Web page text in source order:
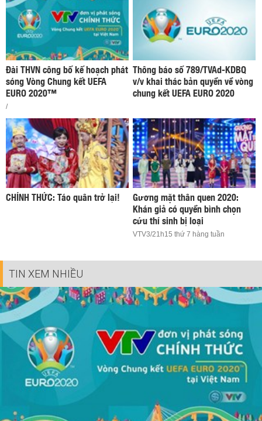
Đài THVN công bố kế hoạch phát
sóng Vòng Chung kết UEFA
EURO 2020™
/
Thông báo số 789/TVAd-KDBQ
v/v khai thác bản quyền về vòng
chung kết UEFA EURO 2020
CHÍNH THỨC: Táo quân trở lại!
Gương mặt thân quen 2020:
Khán giả có quyền bình chọn
cứu thí sinh bị loại
VTV3/21h15 thứ 7 hàng tuần
TIN XEM NHIỀU